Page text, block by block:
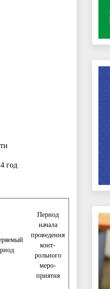
год
Период
начала
проведения
конт-
рольного
меро-
приятия